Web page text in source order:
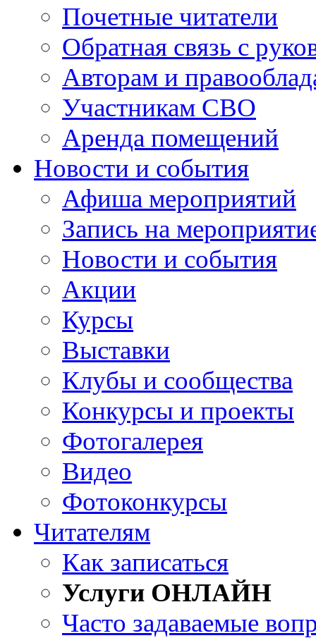
Почетные читатели
Обратная связь с
Авторам и
Участникам СВО
Аренда помещений
Новости и события
Афиша мероприятий
Запись на
Новости и события
Акции
Курсы
Выставки
Клубы и сообщества
Конкурсы и проекты
Фотогалерея
Видео
Фотоконкурсы
Читателям
Как записаться
Услуги ОНЛАЙН
Часто задаваемые